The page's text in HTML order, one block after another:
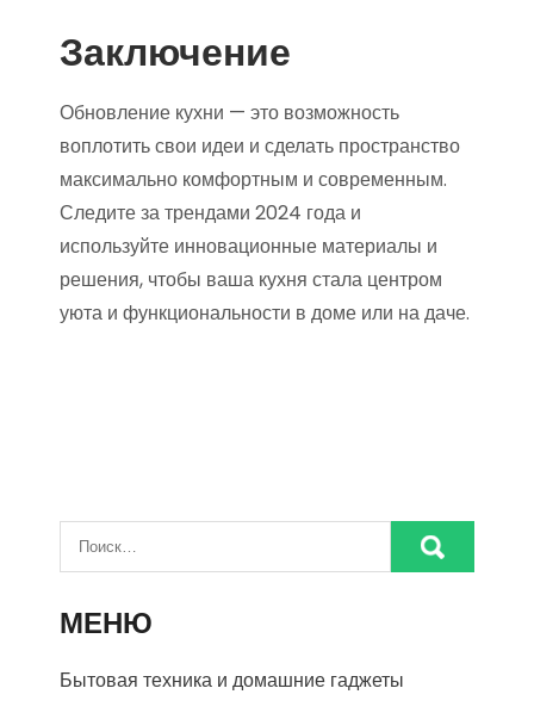
Заключение
Обновление кухни — это возможность
воплотить свои идеи и сделать пространство
максимально комфортным и современным.
Следите за трендами 2024 года и
используйте инновационные материалы и
решения, чтобы ваша кухня стала центром
уюта и функциональности в доме или на даче.
МЕНЮ
Бытовая техника и домашние гаджеты